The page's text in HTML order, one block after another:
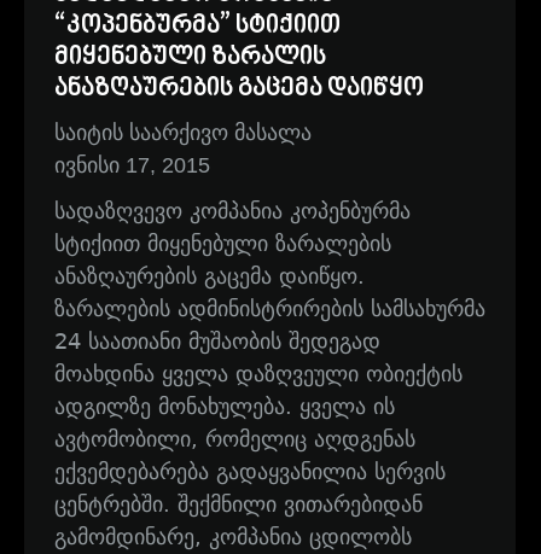
“კოპენბურმა” სტიქიით
მიყენებული ზარალის
ანაზღაურების გაცემა დაიწყო
საიტის საარქივო მასალა
ივნისი 17, 2015
სადაზღვევო კომპანია კოპენბურმა
სტიქიით მიყენებული ზარალების
ანაზღაურების გაცემა დაიწყო.
ზარალების ადმინისტრირების სამსახურმა
24 საათიანი მუშაობის შედეგად
მოახდინა ყველა დაზღვეული ობიექტის
ადგილზე მონახულება. ყველა ის
ავტომობილი, რომელიც აღდგენას
ექვემდებარება გადაყვანილია სერვის
ცენტრებში. შექმნილი ვითარებიდან
გამომდინარე, კომპანია ცდილობს